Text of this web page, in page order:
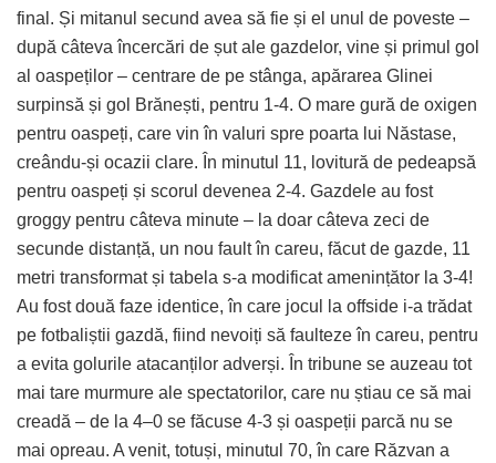
final. Și mitanul secund avea să fie și el unul de poveste –
după câteva încercări de șut ale gazdelor, vine și primul gol
al oaspeților – centrare de pe stânga, apărarea Glinei
surpinsă și gol Brănești, pentru 1-4. O mare gură de oxigen
pentru oaspeți, care vin în valuri spre poarta lui Năstase,
creându-și ocazii clare. În minutul 11, lovitură de pedeapsă
pentru oaspeți și scorul devenea 2-4. Gazdele au fost
groggy pentru câteva minute – la doar câteva zeci de
secunde distanță, un nou fault în careu, făcut de gazde, 11
metri transformat și tabela s-a modificat amenințător la 3-4!
Au fost două faze identice, în care jocul la offside i-a trădat
pe fotbaliștii gazdă, fiind nevoiți să faulteze în careu, pentru
a evita golurile atacanților adverși. În tribune se auzeau tot
mai tare murmure ale spectatorilor, care nu știau ce să mai
creadă – de la 4–0 se făcuse 4-3 și oaspeții parcă nu se
mai opreau. A venit, totuși, minutul 70, în care Răzvan a